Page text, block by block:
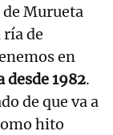
Murueta
de
en
desde 1982.
de que va a
hito